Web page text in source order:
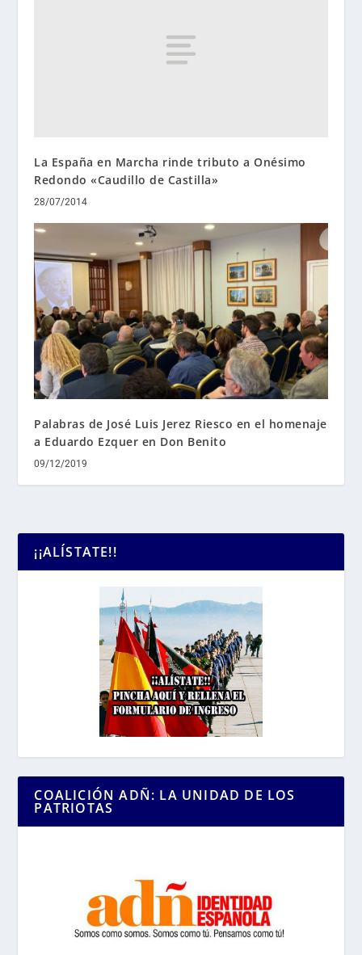
La España en Marcha rinde tributo a Onésimo
Redondo «Caudillo de Castilla»
28/07/2014
Palabras de José Luis Jerez Riesco en el homenaje
a Eduardo Ezquer en Don Benito
09/12/2019
¡¡ALÍSTATE!!
COALICIÓN ADÑ: LA UNIDAD DE LOS
PATRIOTAS